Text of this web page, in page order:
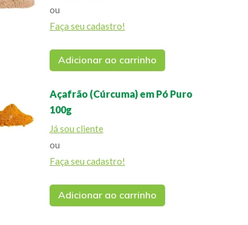
ou
Faça seu cadastro!
Adicionar ao carrinho
Açafrão (Cúrcuma) em Pó Puro
100g
Já sou cliente
ou
Faça seu cadastro!
Adicionar ao carrinho